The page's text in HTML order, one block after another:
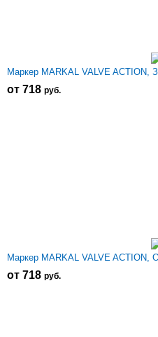
Маркер MARKAL VALVE ACTION,
от 718 руб.
Маркер MARKAL VALVE ACTION,
от 718 руб.